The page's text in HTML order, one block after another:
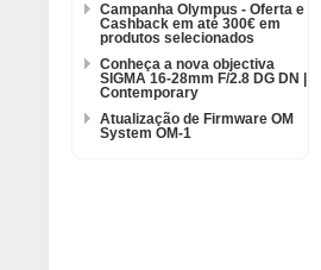
Campanha Olympus - Oferta e
Cashback em até 300€ em
produtos selecionados
Conheça a nova objectiva
SIGMA 16-28mm F/2.8 DG DN |
Contemporary
Atualização de Firmware OM
System OM-1